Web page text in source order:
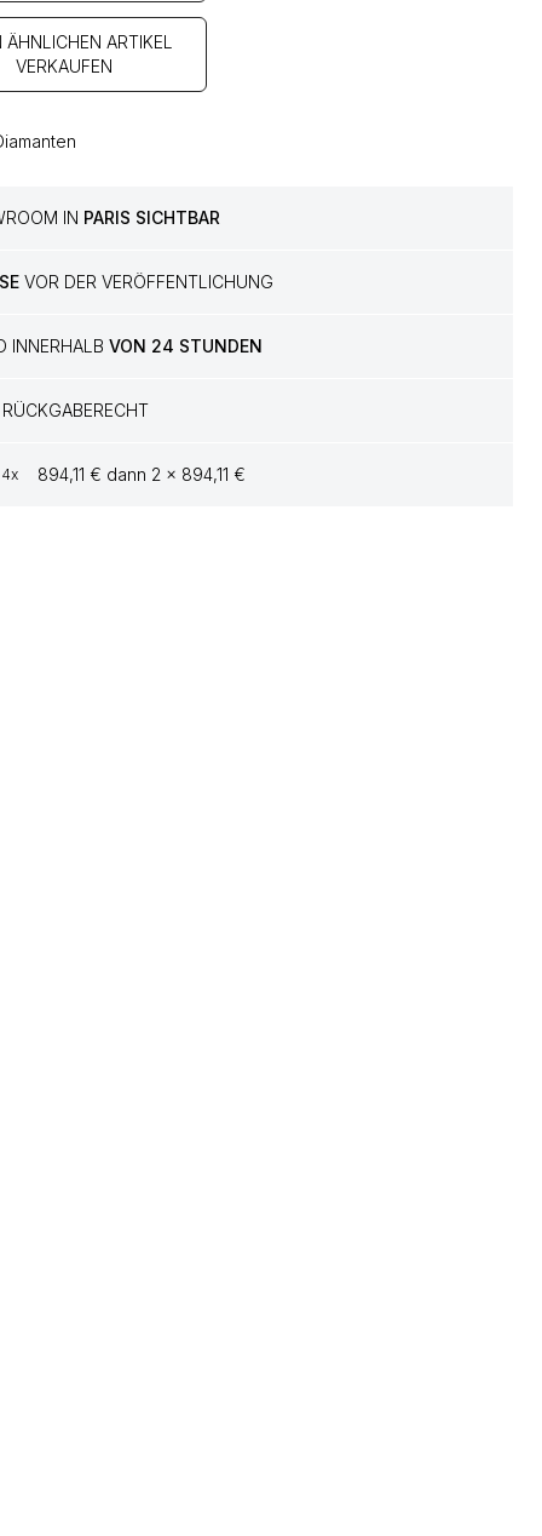
ÄHNLICHEN ARTIKEL
VERKAUFEN
IN PARIS SICHTBAR
VOR DER VERÖFFENTLICHUNG
INNERHALBVON 24 STUNDEN
RÜCKGABERECHT
4x 894,11 € dann 2 x 894,11 €